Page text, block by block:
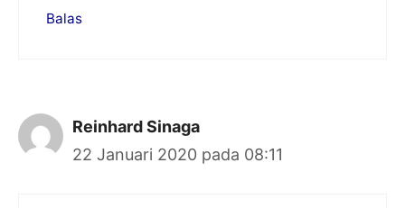
Balas
Reinhard Sinaga
22 Januari 2020 pada 08:11